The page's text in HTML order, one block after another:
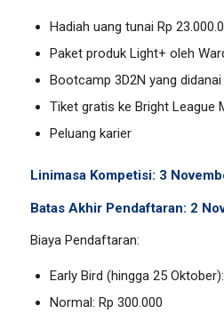
Hadiah uang tunai Rp
Paket produk Light+ oleh
Bootcamp 3D2N yang didanai
Tiket gratis ke Bright League
Peluang karier
Linimasa Kompetisi: 3
Batas Akhir Pendaftaran: 2
Biaya Pendaftaran:
Early Bird (hingga 25
Normal: Rp 300.000